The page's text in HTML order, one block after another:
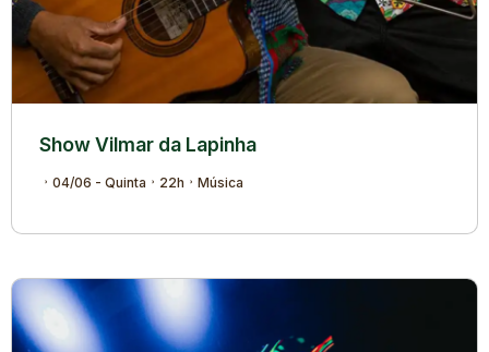
Show Vilmar da Lapinha
04/06 - Quinta 22h Música